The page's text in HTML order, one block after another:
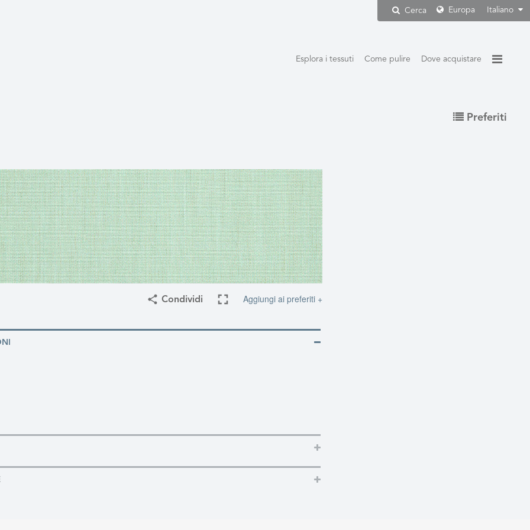
Cerca Europa Italiano
Esplora i tessuti Come pulire Dove acquistare
Preferiti
Condividi Aggiungi ai preferiti +